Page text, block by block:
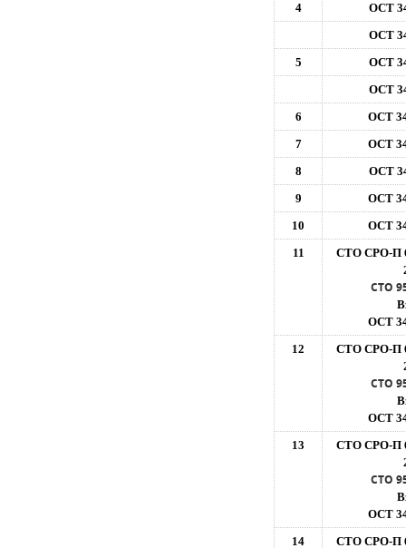
4
ОСТ
ОСТ
5
ОСТ
ОСТ
6
ОСТ
7
ОСТ
8
ОСТ
9
ОСТ
10
ОСТ
11
СТО СРО-П
СТО
ОСТ
12
СТО СРО-П
СТО
ОСТ
13
СТО СРО-П
СТО
ОСТ
14
СТО СРО-П